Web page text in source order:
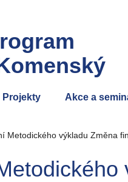
Projekty Akce a
Metodického výkladu Změna